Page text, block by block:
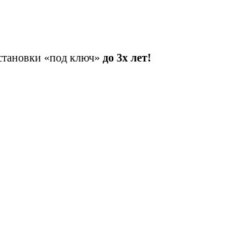
«под ключ» до 3х лет!